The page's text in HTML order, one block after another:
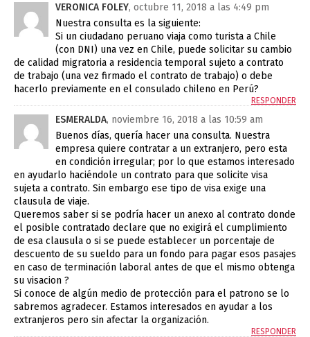
VERONICA FOLEY, octubre 11, 2018 a las 4:49 pm
Nuestra consulta es la siguiente:
Si un ciudadano peruano viaja como turista a Chile
(con DNI) una vez en Chile, puede solicitar su cambio
de calidad migratoria a residencia temporal sujeto a contrato
de trabajo (una vez firmado el contrato de trabajo) o debe
hacerlo previamente en el consulado chileno en Perú?
RESPONDER
ESMERALDA, noviembre 16, 2018 a las 10:59 am
Buenos días, quería hacer una consulta. Nuestra
empresa quiere contratar a un extranjero, pero esta
en condición irregular; por lo que estamos interesado
en ayudarlo haciéndole un contrato para que solicite visa
sujeta a contrato. Sin embargo ese tipo de visa exige una
clausula de viaje.
Queremos saber si se podría hacer un anexo al contrato donde
el posible contratado declare que no exigirá el cumplimiento
de esa clausula o si se puede establecer un porcentaje de
descuento de su sueldo para un fondo para pagar esos pasajes
en caso de terminación laboral antes de que el mismo obtenga
su visacion ?
Si conoce de algún medio de protección para el patrono se lo
sabremos agradecer. Estamos interesados en ayudar a los
extranjeros pero sin afectar la organización.
RESPONDER